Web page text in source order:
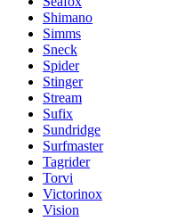
Shimano
Simms
Sneck
Spider
Stinger
Stream
Sufix
Sundridge
Surfmaster
Tagrider
Torvi
Victorinox
Vision